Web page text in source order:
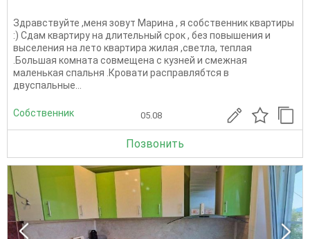
Здравствуйте ,меня зовут Марина , я собственник квартиры
:) Сдам квартиру на длительный срок , без повышения и
выселения на лето квартира жилая ,светла, теплая
.Большая комната совмещена с кузней и смежная
маленькая спальня .Кровати расправлябтся в
двуспальные...
Собственник 05.08
Позвонить